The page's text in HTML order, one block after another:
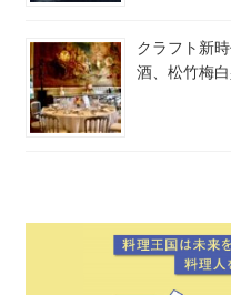
クラフト新
酒、松竹梅白